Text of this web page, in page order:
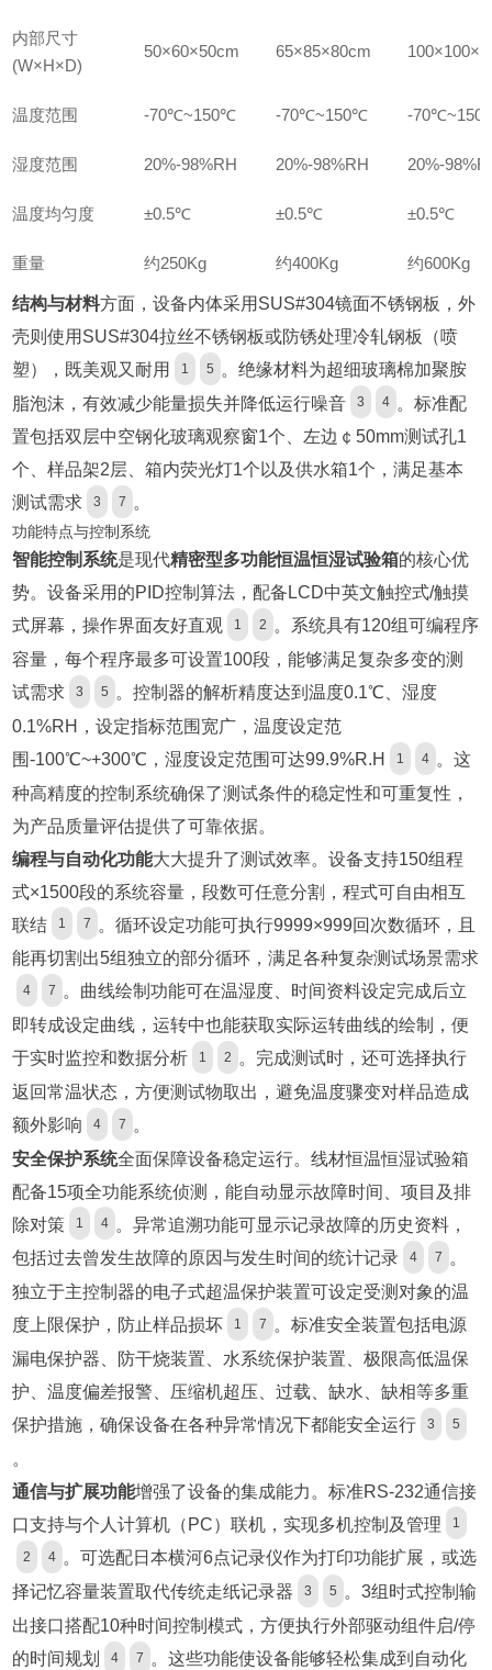
内部尺寸
(W×H×D)
50×60×50cm 65×85×80cm
温度范围 -70℃~150℃ -70℃~150℃ -
湿度范围 20%-98%RH 20%-98%RH 20%-
温度均匀度 ±0.5℃ ±0.5℃ ±0.5℃
重量 约250Kg 约400Kg 约600Kg
结构与材料方面，设备内体采用SUS#304镜面不锈钢板，外
壳则使用SUS#304拉丝不锈钢板或防锈处理冷轧钢板（喷
塑），既美观又耐用
1 5
。绝缘材料为超细玻璃棉加聚胺
脂泡沫，有效减少能量损失并降低运行噪音
3 4 。标准配
置包括双层中空钢化玻璃观察窗1个、左边￠50mm测试孔1
个、样品架2层、箱内荧光灯1个以及供水箱1个，满足基本
测试需求
3 7 。
功能特点与控制系统
智能控制系统是现代精密型多功能恒温恒湿试验箱的核心优
势。设备采用的PID控制算法，配备LCD中英文触控式/触摸
式屏幕，操作界面友好直观
1 2
。系统具有120组可编程序
容量，每个程序最多可设置100段，能够满足复杂多变的测
试需求
3 5
。控制器的解析精度达到温度0.1℃、湿度
0.1%RH，设定指标范围宽广，温度设定范
围-100℃~+300℃，湿度设定范围可达99.9%R.H
1 4 。这
种高精度的控制系统确保了测试条件的稳定性和可重复性，
为产品质量评估提供了可靠依据。
编程与自动化功能大大提升了测试效率。设备支持150组程
式×1500段的系统容量，段数可任意分割，程式可自由相互
联结
1 7
。循环设定功能可执行9999×999回次数循环，且
能再切割出5组独立的部分循环，满足各种复杂测试场景需求
4 7
。曲线绘制功能可在温湿度、时间资料设定完成后立
即转成设定曲线，运转中也能获取实际运转曲线的绘制，便
于实时监控和数据分析
1 2
。完成测试时，还可选择执行
返回常温状态，方便测试物取出，避免温度骤变对样品造成
额外影响
4 7
。
安全保护系统全面保障设备稳定运行。线材恒温恒湿试验箱
配备15项全功能系统侦测，能自动显示故障时间、项目及排
除对策
1 4 。异常追溯功能可显示记录故障的历史资料，
包括过去曾发生故障的原因与发生时间的统计记录
4 7
。
独立于主控制器的电子式超温保护装置可设定受测对象的温
度上限保护，防止样品损坏
1 7
。标准安全装置包括电源
漏电保护器、防干烧装置、水系统保护装置、极限高低温保
护、温度偏差报警、压缩机超压、过载、缺水、缺相等多重
保护措施，确保设备在各种异常情况下都能安全运行
3 5
。
通信与扩展功能增强了设备的集成能力。标准RS-232通信接
口支持与个人计算机（PC）联机，实现多机控制及管理
1
2 4 。可选配日本横河6点记录仪作为打印功能扩展，或选
择记忆容量装置取代传统走纸记录器
3 5
。3组时式控制输
出接口搭配10种时间控制模式，方便执行外部驱动组件启/停
的时间规划
4 7
。这些功能使设备能够轻松集成到自动化